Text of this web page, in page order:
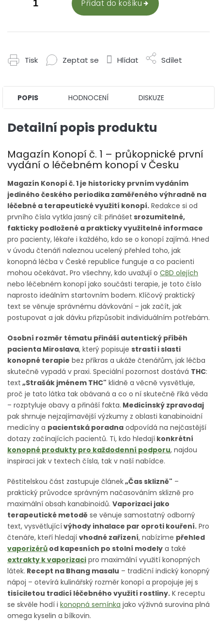
Přidat do košíku
Tisk Zeptat se Hlídat Sdílet
POPIS HODNOCENÍ DISKUZE
Detailní popis produktu
Magazín Konopí č. 1 – průkopnické první
vydání o léčebném konopí v Česku
Magazín Konopí č. 1 je historicky prvním vydáním
jediného českého periodika zaměřeného výhradně na
léčebné a terapeutické využití konopí. Redakce si od
prvního čísla vytkla jasný cíl: přinášet srozumitelné,
fakticky podložené a prakticky využitelné informace
pro pacienty, lékaře i každého, kdo se o konopí zajímá. Hned
v úvodu čtenáři naleznou ucelený přehled toho, jak
konopná léčba v České republice funguje a co pacienti
mohou očekávat. Pro všechny, kdo uvažují o CBD olejích
nebo léčebném konopí jako součásti terapie, je toto číslo
naprosto ideálním startovním bodem. Klíčový praktický
text se věnuje správnému dávkování – jak začít, jak
postupovat a jak dávku přizpůsobit individuálním potřebám.
Osobní rozměr tématu přináší autentický příběh
pacienta Miroslava, který popisuje strasti i slasti
konopné terapie bez příkras a ukáže čtenářům, jak léčba
skutečně vypadá v praxi. Speciální pozornost dostává THC:
text „Strašák jménem THC" klidně a věcně vysvětluje,
proč je tato látka tak obávaná a co o ní skutečně říká věda
– rozptyluje obavy a přináší fakta. Medicínský zpravodaj
pak shrnuje nejzajímavější výzkumy z oblasti kanabinoidní
medicíny a pacientská poradna odpovídá na nejčastější
dotazy začínajících pacientů. Ti, kdo hledají konkrétní
konopné produkty pro každodenní podporu, najdou
inspiraci jak v textech čísla, tak v naší nabídce.
Pěstitelskou část zastupuje článek„Čas sklizně" –
praktický průvodce správným načasováním sklizně pro
maximální obsah kanabinoidů. Vaporizaci jako
terapeutické metodě se věnuje samostatný odborný
text, vysvětlujícívýhody inhalace par oproti kouření. Pro
čtenáře, kteří hledají vhodné zařízení, nabízíme přehled
vaporizérů od kapesních po stolní modely a také
extrakty k vaporizaci pro maximální využití konopných
látek. Recept na Bhang masalu – tradiční indický konopný
nápoj – otevírá kulinářský rozměr konopí a propojuje jej s
tisíciletou tradicí léčebného využití rostliny. K receptu
se skvěle hodí i konopná semínka jako výživná surovina plná
omega kyselin a bílkovin.